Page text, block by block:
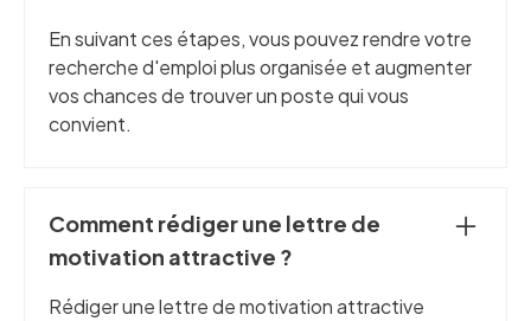
En suivant ces étapes, vous pouvez rendre votre
recherche d'emploi plus organisée et augmenter
vos chances de trouver un poste qui vous
convient.
Comment rédiger une lettre de
motivation attractive ?
Rédiger une lettre de motivation attractive